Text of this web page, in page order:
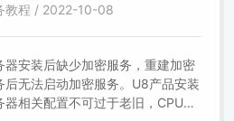
教程 / 2022-10-08
器安装后缺少加密服务，重建加密
后无法启动加密服务。U8产品安装
器相关配置不可过于老旧，CPU需